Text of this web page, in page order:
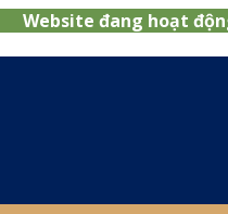
Website đang hoạt